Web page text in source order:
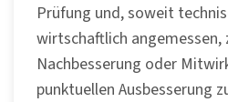
Prüfung und, soweit
wirtschaftlich angemessen,
Nachbesserung oder
punktuellen Ausbesserung